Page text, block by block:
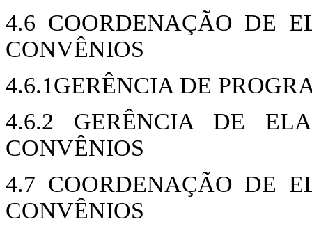
4.6 COORDENAÇÃO DE
CONVÊNIOS
4.6.1GERÊNCIA DE
4.6.2 GERÊNCIA DE
CONVÊNIOS
4.7 COORDENAÇÃO DE
CONVÊNIOS